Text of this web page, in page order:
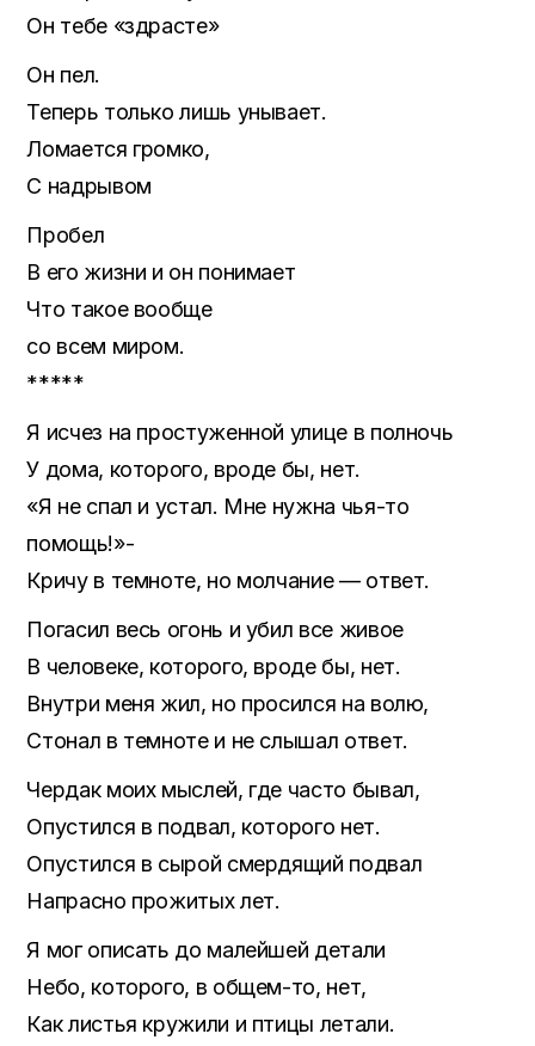
Он тебе «здрасте»
Он пел.
Теперь только лишь унывает.
Ломается громко,
С надрывом
Пробел
В его жизни и он понимает
Что такое вообще
со всем миром.
*****
Я исчез на простуженной улице в полночь
У дома, которого, вроде бы, нет.
«Я не спал и устал. Мне нужна чья-то
помощь!»-
Кричу в темноте, но молчание — ответ.
Погасил весь огонь и убил все живое
В человеке, которого, вроде бы, нет.
Внутри меня жил, но просился на волю,
Стонал в темноте и не слышал ответ.
Чердак моих мыслей, где часто бывал,
Опустился в подвал, которого нет.
Опустился в сырой смердящий подвал
Напрасно прожитых лет.
Я мог описать до малейшей детали
Небо, которого, в общем-то, нет,
Как листья кружили и птицы летали.